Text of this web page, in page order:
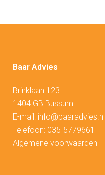
Baar Advies
Brinklaan 123
1404 GB Bussum
E-mail: info@baaradvies.nl
Telefoon: 035-5779661
Algemene voorwaarden